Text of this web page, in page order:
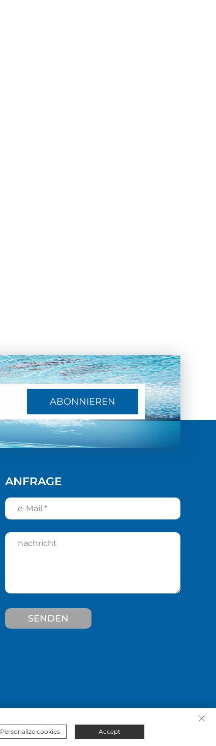
ABONNIEREN
ANFRAGE
SENDEN
Personalize cookies Accept